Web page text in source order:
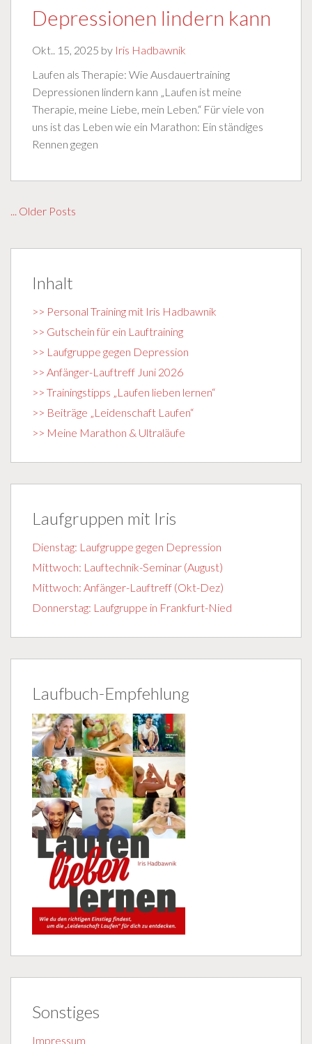
Depressionen lindern kann
Okt.. 15, 2025 by Iris Hadbawnik
Laufen als Therapie: Wie Ausdauertraining
Depressionen lindern kann „Laufen ist meine
Therapie, meine Liebe, mein Leben.“ Für viele von
uns ist das Leben wie ein Marathon: Ein ständiges
Rennen gegen
... Older Posts
Inhalt
>> Personal Training mit Iris Hadbawnik
>> Gutschein für ein Lauftraining
>> Laufgruppe gegen Depression
>> Anfänger-Lauftreff Juni 2026
>> Trainingstipps „Laufen lieben lernen“
>> Beiträge „Leidenschaft Laufen“
>> Meine Marathon & Ultraläufe
Laufgruppen mit Iris
Dienstag: Laufgruppe gegen Depression
Mittwoch: Lauftechnik-Seminar (August)
Mittwoch: Anfänger-Lauftreff (Okt-Dez)
Donnerstag: Laufgruppe in Frankfurt-Nied
Laufbuch-Empfehlung
Sonstiges
Impressum